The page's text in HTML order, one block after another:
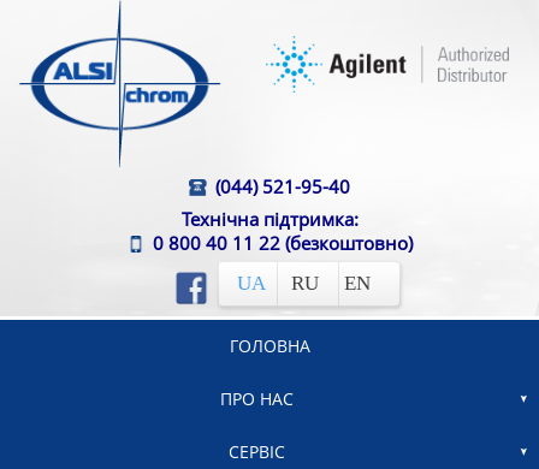
(044) 521-95-40
Технічна підтримка:
0 800 40 11 22(безкоштовно)
UA RU EN
ГОЛОВНА
ПРО НАС
СЕРВІС